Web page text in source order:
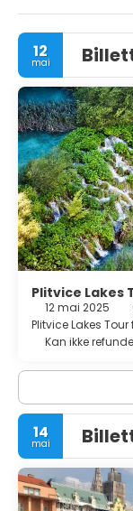
from
Square. Zagreb
Guest Favorites Guests appreciate the convenient
location,
comfort.
12
mai
Plitvice Lakes
12 mai 2025
Plitvice Lakes
Kan ikke
14
mai